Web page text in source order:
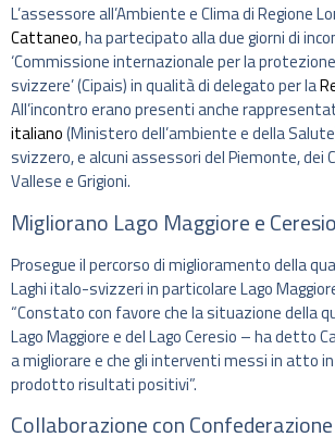
L’assessore all’Ambiente e Clima di Regione
Cattaneo, ha partecipato alla due giorni di
‘Commissione internazionale per la
svizzere’ (Cipais) in qualità di delegato per la
All’incontro erano presenti anche
italiano(Ministero dell’ambiente e della
svizzero, e alcuni assessori del Piemonte, dei
Vallese e Grigioni.
Migliorano Lago Maggiore e Ceresio
Prosegue il percorso di miglioramento della
Laghi italo-svizzeri in particolare Lago
“Constato con favore che la situazione della
Lago Maggiore e del Lago Ceresio – ha detto
a migliorare e che gli interventi messi in atto
prodotto risultati positivi”.
Collaborazione con